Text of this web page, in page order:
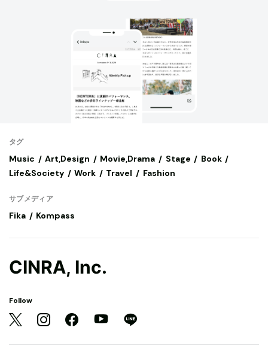
タグ
Music Art,Design Movie,Drama Stage
Book
Life&Society
Work Travel Fashion
サブメディア
Fika Kompass
CINRA, Inc.
Follow